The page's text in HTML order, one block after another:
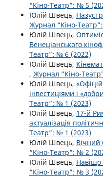
“Кіно-Театр”: № 5
Юлій Швець,
Журнал “Кіно-
Юлій Швець,
Венеціанського
Театр”: № 6 (2022)
Юлій Швець,
, Журнал “Кіно-
Юлій Швець,
інвестиціями і
Театр”: № 1 (2023)
Юлій Швець, 17-й
актуалізація
Театр”: № 1 (2023)
Юлій Швець, Вічний
“Кіно-Театр”: № 2
Юлій Швець, Навіщо
“Кіно-Театр”: № 3